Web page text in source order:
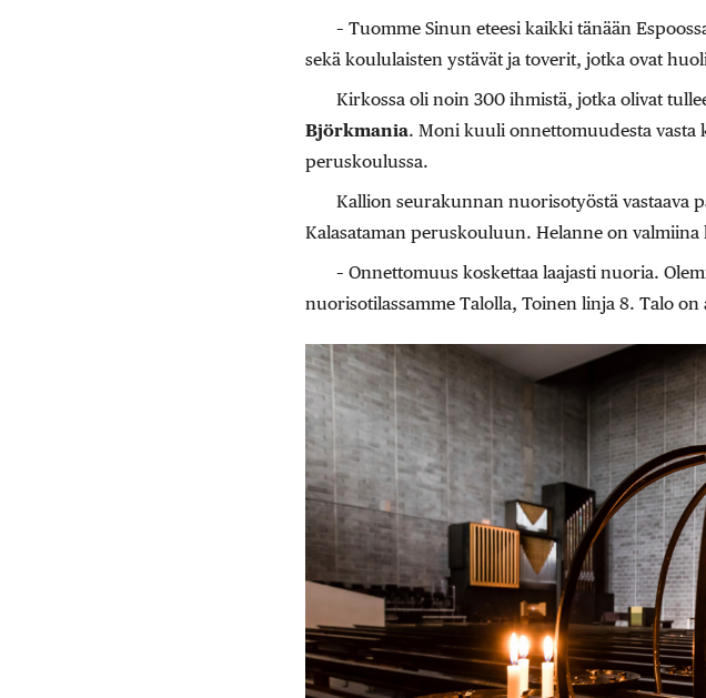
– Tuomme Sinun eteesi kaikki tänään
sekä koululaisten ystävät ja toverit, jotka ovat
Kirkossa oli noin 300 ihmistä, jotka olivat
Björkmania. Moni kuuli onnettomuudesta vasta
peruskoulussa.
Kallion seurakunnan nuorisotyöstä vastaava
Kalasataman peruskouluun. Helanne on
– Onnettomuus koskettaa laajasti nuoria.
nuorisotilassamme Talolla, Toinen linja 8. Talo